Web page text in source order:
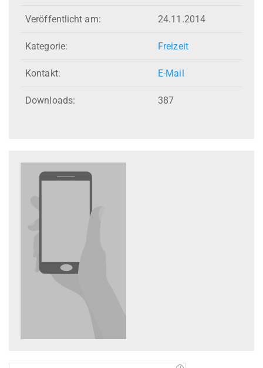
Veröffentlicht am: 24.11.2014
Kategorie: Freizeit
Kontakt: E-Mail
Downloads: 387